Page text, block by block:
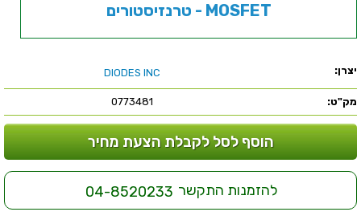
טרנזיסטורים - MOSFET
יצרן: DIODES INC
מק"ט: 0773481
הוסף לסל לקבלת הצעת מחיר
להזמנות התקשר 04-8520233